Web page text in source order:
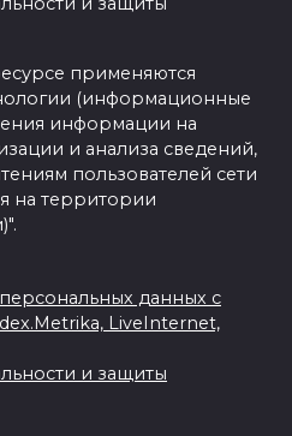
применяются
(информационные
информации на
и анализа сведений,
пользователей сети
на территории
данных с
LiveInternet,
и защиты